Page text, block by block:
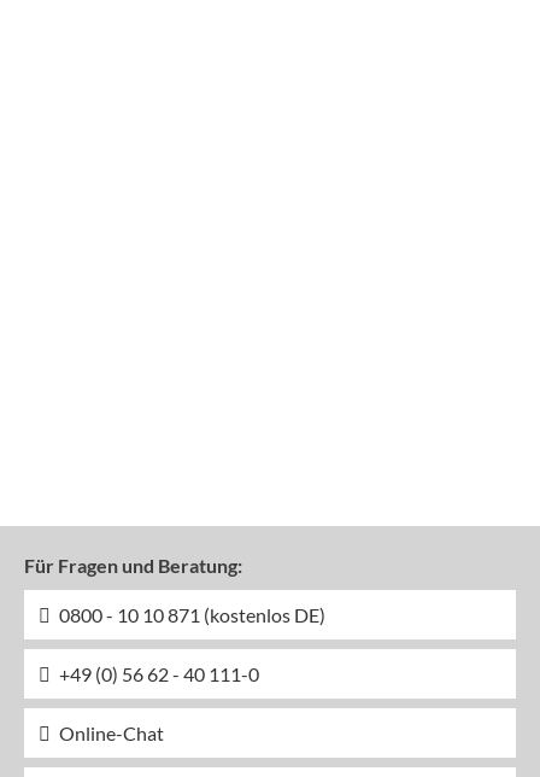
Für Fragen und Beratung:
0800 - 10 10 871 (kostenlos DE)
+49 (0) 56 62 - 40 111-0
Online-Chat